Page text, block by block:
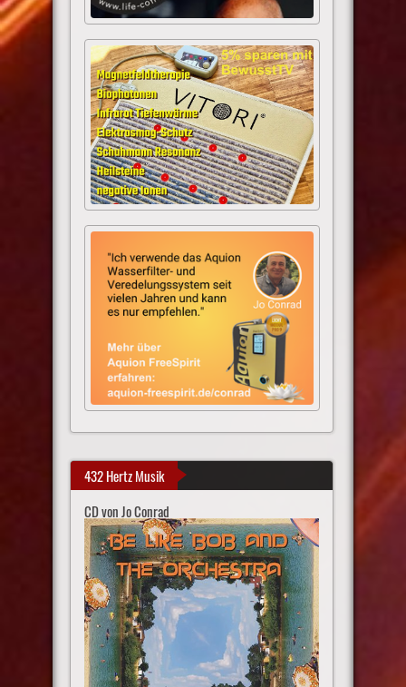
432 Hertz Musik
CD von Jo Conrad